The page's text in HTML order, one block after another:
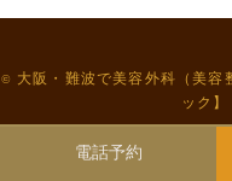
© 大阪・難波で美容外科（美
ック】
電話予約